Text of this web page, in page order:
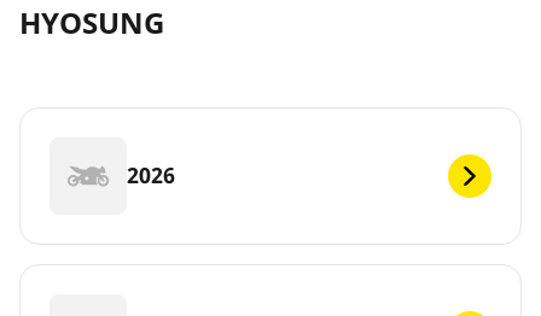
HYOSUNG
2026